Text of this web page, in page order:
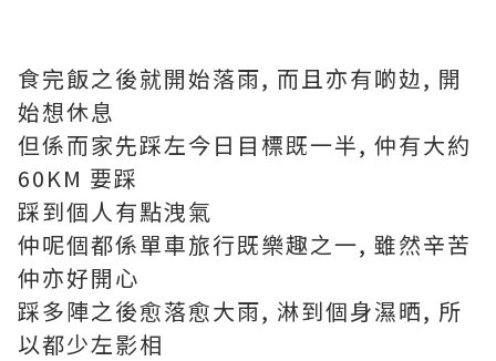
食完飯之後就開始落雨, 而且亦有啲攰, 開
始想休息
但係而家先踩左今日目標既一半, 仲有大約
60KM 要踩
踩到個人有點洩氣
仲呢個都係單車旅行既樂趣之一, 雖然辛苦
仲亦好開心
踩多陣之後愈落愈大雨, 淋到個身濕晒, 所
以都少左影相